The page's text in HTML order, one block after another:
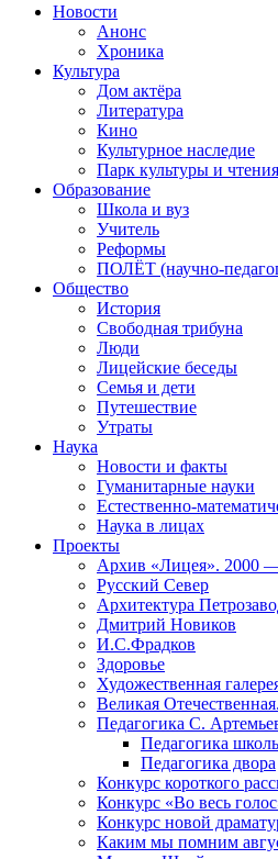
Новости
Анонс
Хроника
Культура
Дом актёра
Литература
Кино
Культурное наследие
Парк культуры и чтения
Образование
Школа и вуз
Учитель
Реформы
ПОЛЁТ (научно-
Общество
История
Свободная трибуна
Люди
Лицейские беседы
Семья и дети
Путешествие
Утраты
Наука
Новости и факты
Гуманитарные науки
Естественно-
Наука в лицах
Проекты
Архив «Лицея». 2000
Русский Север
Архитектура
Дмитрий Новиков
И.С.Фрадков
Здоровье
Художественная
Великая
Педагогика С.
Педагогика
Педагогика двора
Конкурс короткого
Конкурс «Во весь
Конкурс новой
Каким мы помним